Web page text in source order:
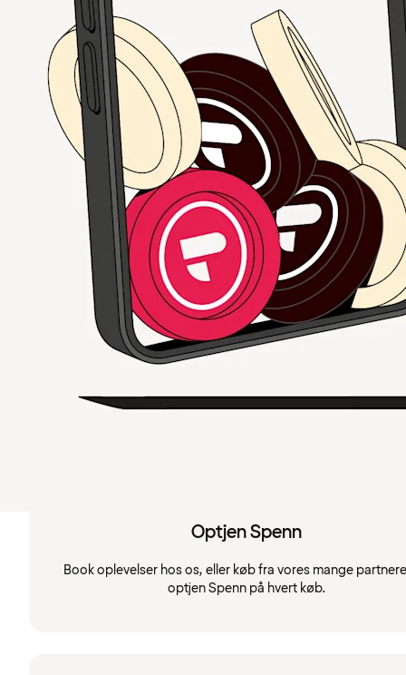
Optjen Spenn
Book oplevelser hos os, eller køb fra vores mange
optjen Spenn på hvert køb.